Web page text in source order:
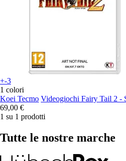
+-3
1 colori
Koei Tecmo Videogiochi Fairy Tail 2 -
69,00 €
1 su 1 prodotti
Tutte le nostre marche